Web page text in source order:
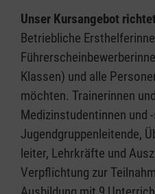
Unser Kursangebot
Betriebliche
Klassen) und alle
möchten. Trainerinnen
Medizinstudentinnen und
Jugendgruppenleitende,
leiter, Lehrkräfte und
Verpflichtung zur